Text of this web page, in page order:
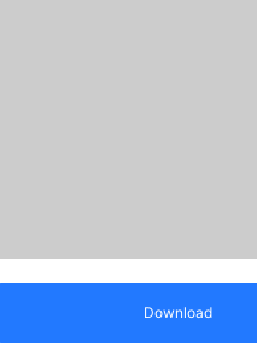
Download